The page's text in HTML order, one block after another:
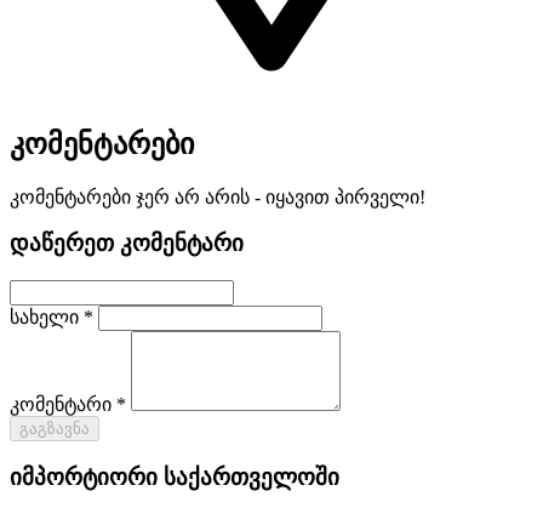
კომენტარები
კომენტარები ჯერ არ არის - იყავით პირველი!
დაწერეთ კომენტარი
სახელი *
კომენტარი *
გაგზავნა
იმპორტიორი საქართველოში